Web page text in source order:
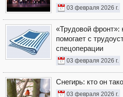
03 февраля 2026 г.
«Трудовой фронт»:
помогает с
спецоперации
03 февраля 2026 г.
Снегирь: кто он
03 февраля 2026 г.